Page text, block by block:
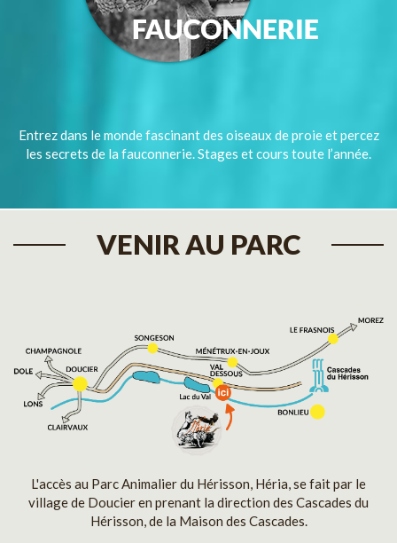
Entrez dans le monde fascinant des oiseaux de proie et percez
les secrets de la fauconnerie. Stages et cours toute l’année.
VENIR AU PARC
L'accès au Parc Animalier du Hérisson, Héria, se fait par le
village de Doucier en prenant la direction des Cascades du
Hérisson, de la Maison des Cascades.